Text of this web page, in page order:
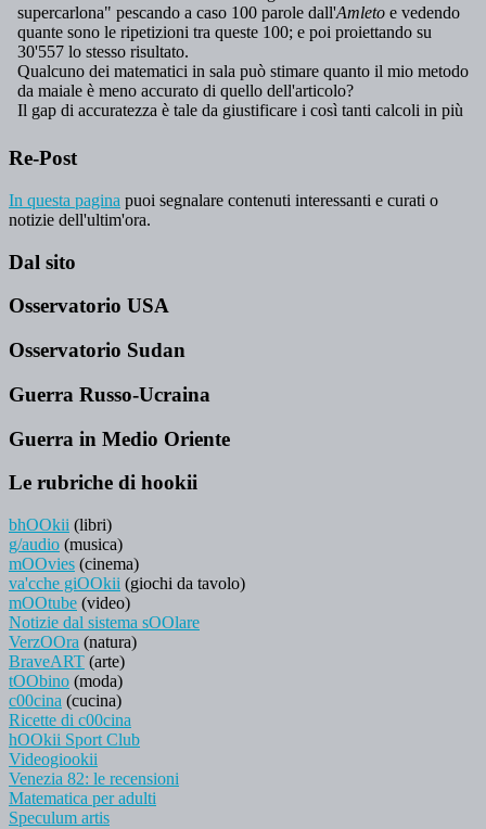
Re-Post
In questa pagina puoi segnalare contenuti interessanti e curati o
notizie dell'ultim'ora.
Dal sito
Osservatorio USA
Osservatorio Sudan
Guerra Russo-Ucraina
Guerra in Medio Oriente
Le rubriche di hookii
bhOOkii (libri)
g/audio (musica)
mOOvies (cinema)
va'cche giOOkii (giochi da tavolo)
mOOtube (video)
Notizie dal sistema sOOlare
VerzOOra (natura)
BraveART (arte)
tOObino (moda)
c00cina (cucina)
Ricette di c00cina
hOOkii Sport Club
Videogiookii
Venezia 82: le recensioni
Matematica per adulti
Speculum artis